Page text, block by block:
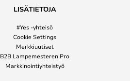
LISÄTIETOJA
#Yes -yhteisö
Cookie Settings
Merkkiuutiset
B2B Lampemesteren Pro
Markkinointiyhteistyö